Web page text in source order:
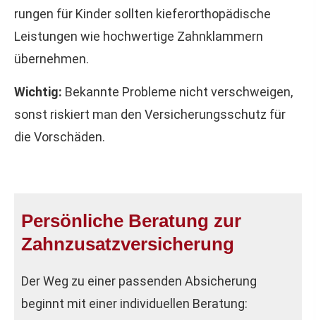
rungen für Kinder sollten kieferorthopädische
Leistungen wie hochwertige Zahnklammern
übernehmen.
Wichtig: Bekannte Probleme nicht verschweigen,
sonst riskiert man den Versicherungsschutz für
die Vorschäden.
Persönliche Beratung zur
Zahn­zu­satz­ver­si­che­rung
Der Weg zu einer passenden Absicherung
beginnt mit einer individuellen Beratung: